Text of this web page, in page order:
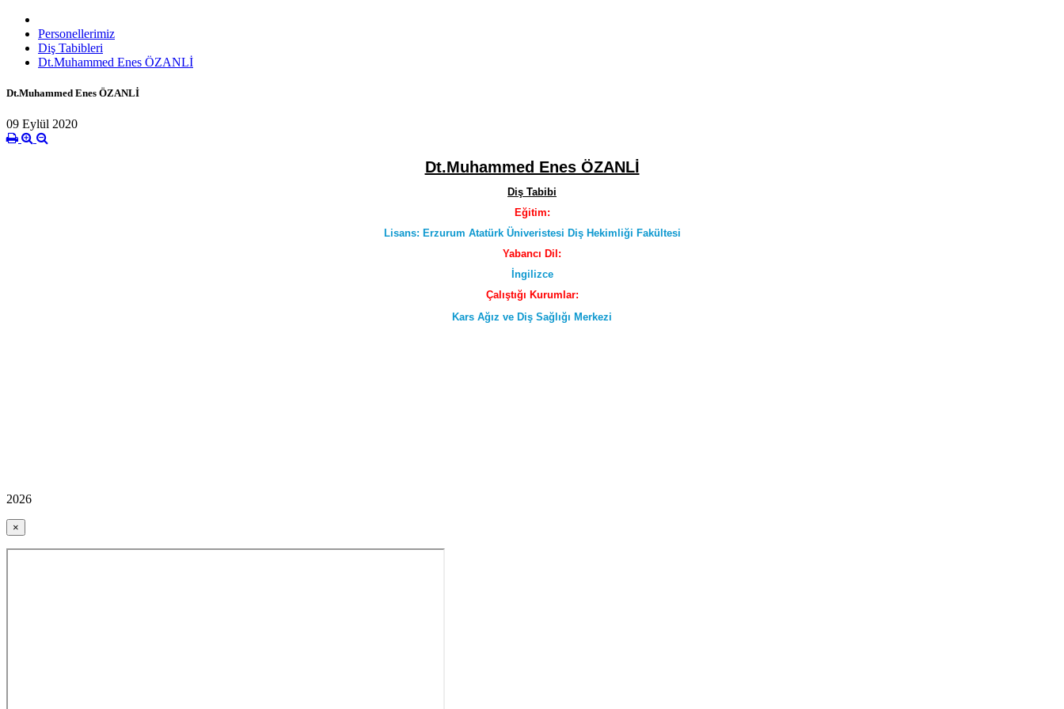
Personellerimiz
Diş Tabibleri
Dt.Muhammed Enes ÖZANLİ
Dt.Muhammed Enes ÖZANLİ
09 Eylül 2020
Dt.Muhammed Enes ÖZANLİ
Diş Tabibi
Eğitim:
Lisans: Erzurum Atatürk Üniveristesi Diş Hekimliği Fakültesi
Yabancı Dil:
İngilizce
Çalıştığı Kurumlar:
Kars Ağız ve Diş Sağlığı Merkezi
2026
×